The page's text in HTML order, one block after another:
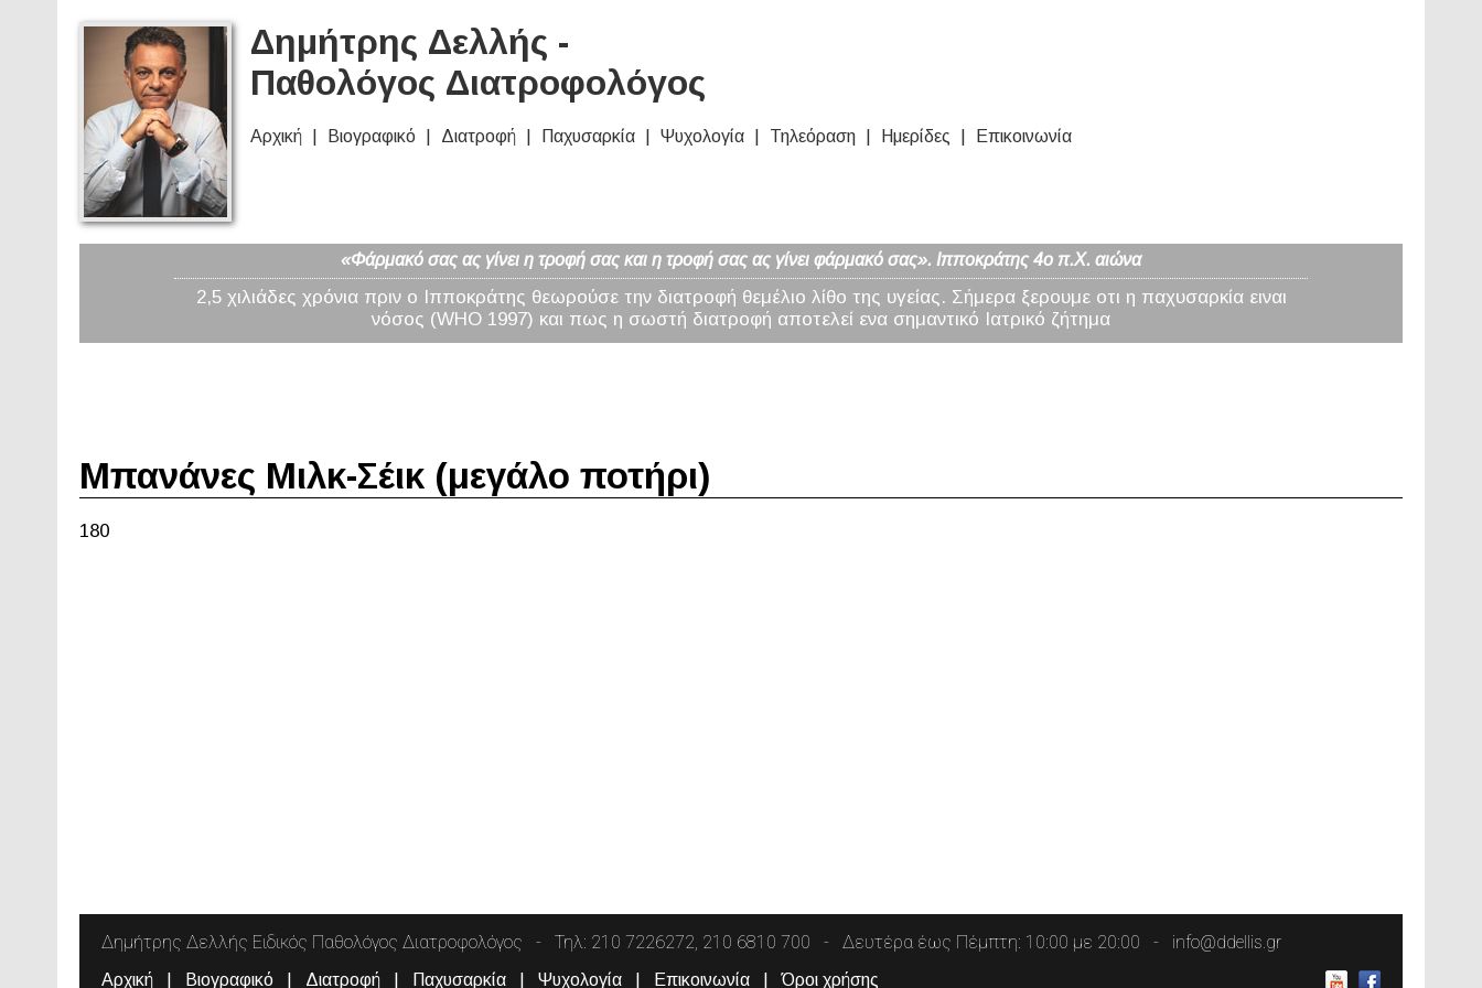
Δημήτρης Δελλής -
Παθολόγος Διατροφολόγος
Αρχική Βιογραφικό Διατροφή Παχυσαρκία Ψυχολογία Τηλεόραση Ημερίδες Επικοινωνία
«Φάρμακό σας ας γίνει η τροφή σας και η τροφή σας ας γίνει φάρμακό σας». Ιπποκράτης 4ο π.Χ. αιώνα
2,5 χιλιάδες χρόνια πριν ο Ιπποκράτης θεωρούσε την διατροφή θεμέλιο λίθο της υγείας. Σήμερα ξερουμε οτι η παχυσαρκία ειναι
νόσος (WHO 1997) και πως η σωστή διατροφή αποτελεί ενα σημαντικό Ιατρικό ζήτημα
Μπανάνες Μιλκ-Σέικ (μεγάλο ποτήρι)
180
Δημήτρης Δελλής Ειδικός Παθολόγος Διατροφολόγος Τηλ: 210 7226272, 210 6810 700 Δευτέρα έως Πέμπτη: 10:00 με 20:00 info@ddellis.gr
Αρχική Βιογραφικό Διατροφή Παχυσαρκία Ψυχολογία Επικοινωνία Όροι χρήσης